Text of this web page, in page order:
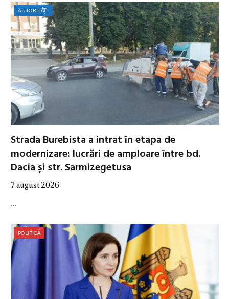
AUTORITĂȚI
Strada Burebista a intrat în etapa de
modernizare: lucrări de amploare între bd.
Dacia și str. Sarmizegetusa
7 august 2026
…
POLITICĂ